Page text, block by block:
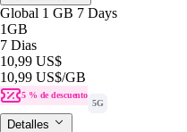
Global 1 GB 7 Days
1GB
7 Dias
10,99 US$
10,99 US$/GB
5 % de descuento
5G
Detalles